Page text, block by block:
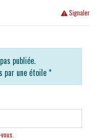
Signaler
publiée.
par une étoile *
.